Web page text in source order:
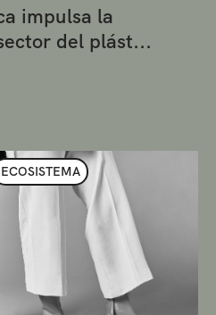
impulsa la
del plást...
ECOSISTEMA